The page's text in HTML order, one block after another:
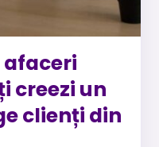
afaceri
creezi un
clienți din